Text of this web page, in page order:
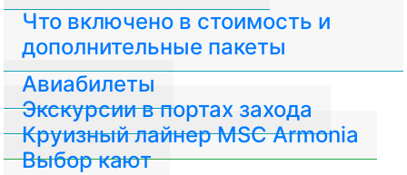
Авиабилеты
Что включено в стоимость и
дополнительные пакеты
Экскурсии в портах захода
Круизный лайнер MSC Armonia
Выбор кают